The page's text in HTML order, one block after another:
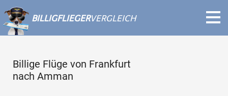
BILLIGFLIEGERVERGLEICH
Billige Flüge von Frankfurt
nach Amman